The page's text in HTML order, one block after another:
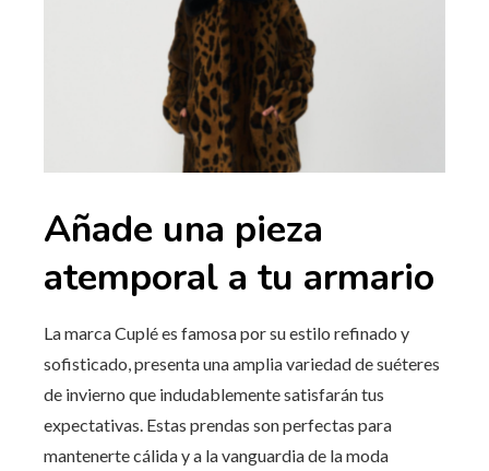
Añade una pieza
atemporal a tu armario
La marca Cuplé es famosa por su estilo refinado y
sofisticado, presenta una amplia variedad de suéteres
de invierno que indudablemente satisfarán tus
expectativas. Estas prendas son perfectas para
mantenerte cálida y a la vanguardia de la moda